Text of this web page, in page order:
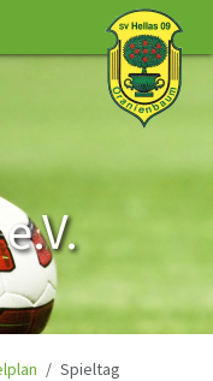
Spieltag